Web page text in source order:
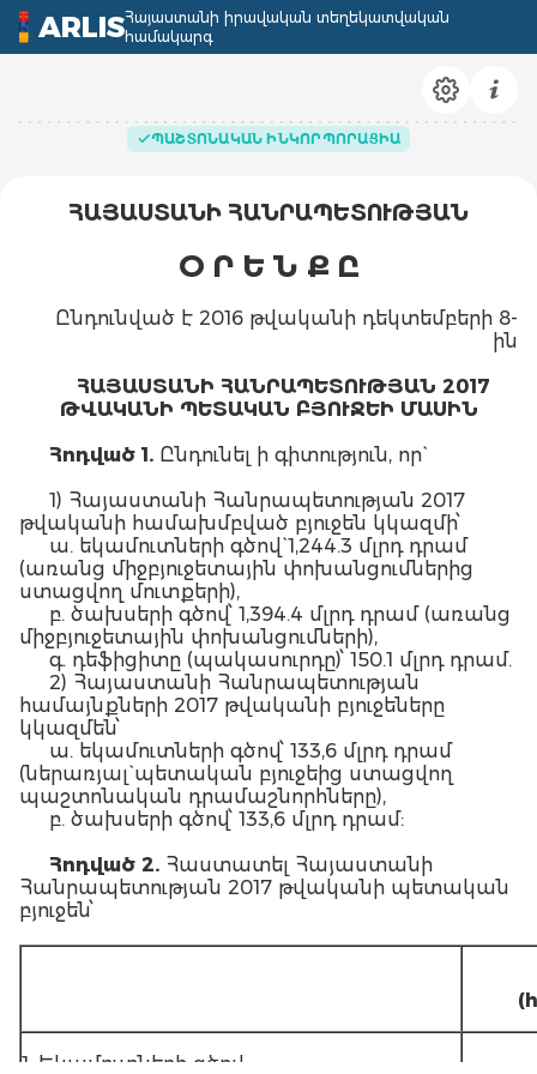
ARLISՀայաստանի իրավական տեղեկատվական
համակարգ
ՊԱՇՏՈՆԱԿԱՆ ԻՆԿՈՐՊՈՐԱՑԻԱ
ՀԱՅԱՍՏԱՆԻ ՀԱՆՐԱՊԵՏՈՒԹՅԱՆ
Օ Ր Ե Ն Ք Ը
Ընդունված է 2016 թվականի դեկտեմբերի 8-
ին
ՀԱՅԱՍՏԱՆԻ ՀԱՆՐԱՊԵՏՈՒԹՅԱՆ 2017
ԹՎԱԿԱՆԻ ՊԵՏԱԿԱՆ ԲՅՈՒՋԵԻ ՄԱՍԻՆ
Հոդված 1. Ընդունել ի գիտություն, որ`
1) Հայաստանի Հանրապետության 2017
թվականի համախմբված բյուջեն կկազմի՝
ա. եկամուտների գծով` 1,244.3 մլրդ դրամ
(առանց միջբյուջետային փոխանցումներից
ստացվող մուտքերի),
բ. ծախսերի գծով՝ 1,394.4 մլրդ դրամ (առանց
միջբյուջետային փոխանցումների),
գ. դեֆիցիտը (պակասուրդը)՝ 150.1 մլրդ դրամ.
2) Հայաստանի Հանրապետության
համայնքների 2017 թվականի բյուջեները
կկազմեն՝
ա. եկամուտների գծով՝ 133,6 մլրդ դրամ
(ներառյալ` պետական բյուջեից ստացվող
պաշտոնական դրամաշնորհները),
բ. ծախսերի գծով՝ 133,6 մլրդ դրամ:
Հոդված 2. Հաստատել Հայաստանի
Հանրապետության 2017 թվականի պետական
բյուջեն՝
1. Եկամուտների գծով